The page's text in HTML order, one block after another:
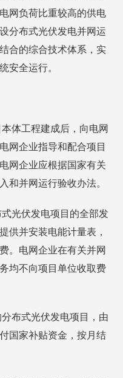
网负荷比重较高的供电
分布式光伏发电并网运
合的综合技术体系，实
安全运行。
体工程建成后，向电网
网企业指导和配合项目
网企业应根据国家有关
和并网运行验收办法。
光伏发电项目的全部发
供并安装电能计量表，
。电网企业在有关并网
均不向项目单位收取费
布式光伏发电项目，由
国家补贴资金，按月结